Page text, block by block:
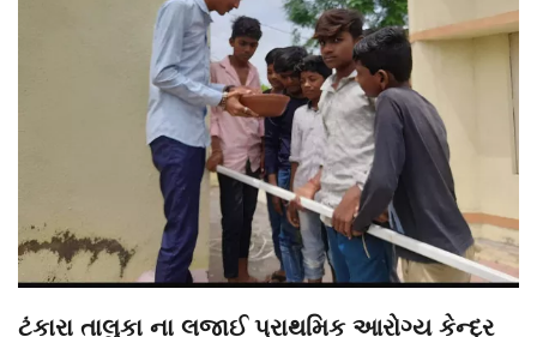
ટંકારા તાલુકા ના લજાઈ પ્રાથમિક આરોગ્ય કેન્દ્ર